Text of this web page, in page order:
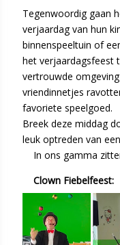
Tegenwoordig gaan
verjaardag van hun
binnenspeeltuin of
het verjaardagsfeest
vertrouwde
vriendinnetjes
favoriete speelgoed.
Breek deze middag
leuk optreden van
In ons gamma
Clown Fiebelfeest: